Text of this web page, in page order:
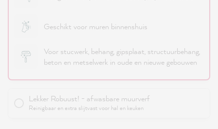
Geschikt voor muren binnenshuis
Voor stucwerk, behang, gipsplaat, structuurbehang,
beton en metselwerk in oude en nieuwe gebouwen
Lekker Robuust! - afwasbare muurverf
Reinigbaar en extra slijtvast voor hal en keuken